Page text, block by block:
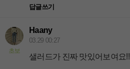
답글쓰기
초보
Haany
03.29 00:27
샐러드가 진짜 맛있어보여요!!